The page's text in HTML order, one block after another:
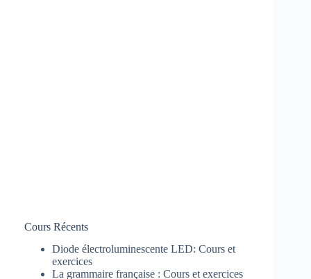
Cours Récents
Diode électroluminescente LED: Cours et
exercices
La grammaire française : Cours et exercices